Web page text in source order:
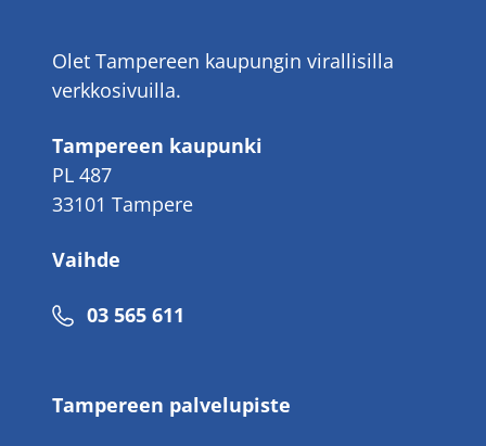
Olet Tampereen kaupungin virallisilla
verkkosivuilla.
Tampereen kaupunki
PL 487
33101 Tampere
Vaihde
Puhelinnumero
03 565 611
Tampereen palvelupiste